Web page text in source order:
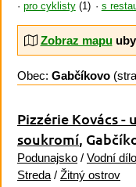
pro cyklisty(1) s
Zobraz mapu
Obec: Gabčíkovo
Pizzérie Kovács -
soukromí,
Podunajsko / Vodní
Streda / Žitný ostrov